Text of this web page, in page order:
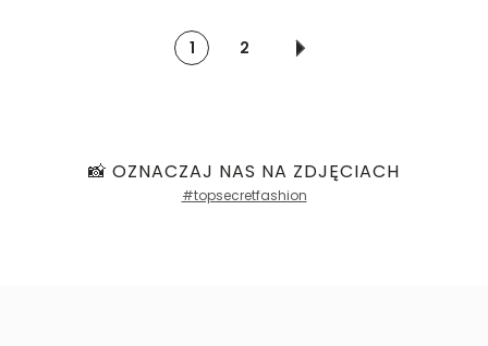
1 2
📸 OZNACZAJ NAS NA ZDJĘCIACH
#topsecretfashion